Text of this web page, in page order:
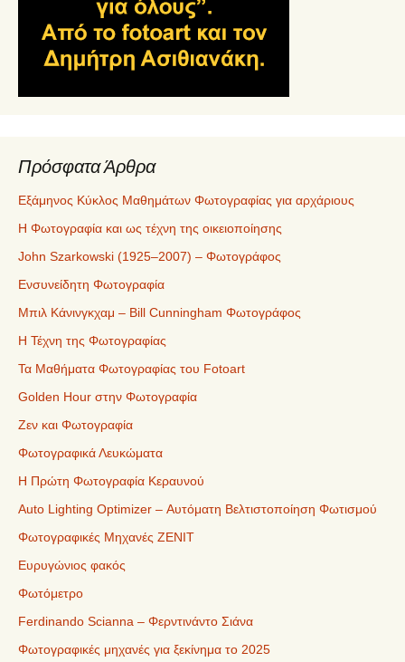
Πρόσφατα Άρθρα
Εξάμηνος Κύκλος Μαθημάτων Φωτογραφίας για αρχάριους
Η Φωτογραφία και ως τέχνη της οικειοποίησης
John Szarkowski (1925–2007) – Φωτογράφος
Ενσυνείδητη Φωτογραφία
Μπιλ Κάνινγκχαμ – Bill Cunningham Φωτογράφος
Η Τέχνη της Φωτογραφίας
Τα Μαθήματα Φωτογραφίας του Fotoart
Golden Hour στην Φωτογραφία
Ζεν και Φωτογραφία
Φωτογραφικά Λευκώματα
Η Πρώτη Φωτογραφία Κεραυνού
Auto Lighting Optimizer – Αυτόματη Βελτιστοποίηση Φωτισμού
Φωτογραφικές Μηχανές ZENIT
Ευρυγώνιος φακός
Φωτόμετρο
Ferdinando Scianna – Φερντινάντο Σιάνα
Φωτογραφικές μηχανές για ξεκίνημα το 2025